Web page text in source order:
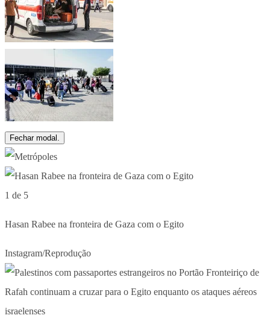
Fechar modal.
1 de 5
Hasan Rabee na fronteira de Gaza com o Egito
Instagram/Reprodução